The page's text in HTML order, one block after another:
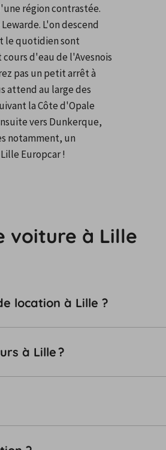
région contrastée.
L'on descend
le quotidien sont
d'eau de l'Avesnois
pas un petit arrêt à
attend au large des
la Côte d'Opale
vers Dunkerque,
notamment, un
Europcar !
voiture à Lille
location à Lille ?
à Lille ?